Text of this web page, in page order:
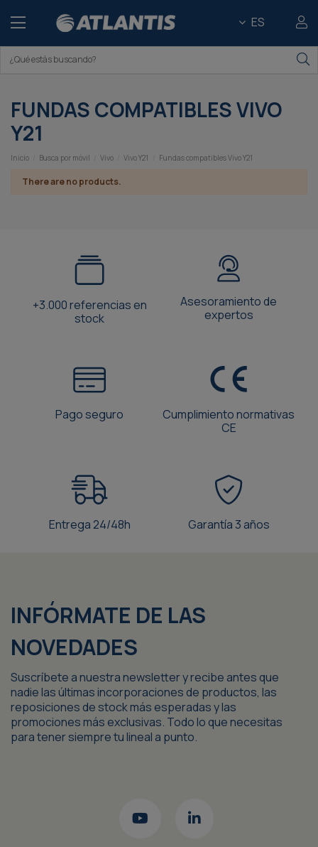
ES
FUNDAS COMPATIBLES VIVO
Y21
Inicio Busca por móvil Vivo Vivo Y21 Fundas compatibles Vivo Y21
There are no products.
+3.000 referencias en
stock
Asesoramiento de
expertos
Pago seguro
Cumplimiento normativas
CE
Entrega 24/48h Garantía 3 años
INFÓRMATE DE LAS
NOVEDADES
Suscríbete a nuestra newsletter y recibe antes que
nadie las últimas incorporaciones de productos, las
reposiciones de stock más esperadas y las
promociones más exclusivas. Todo lo que necesitas
para tener siempre tu lineal a punto.